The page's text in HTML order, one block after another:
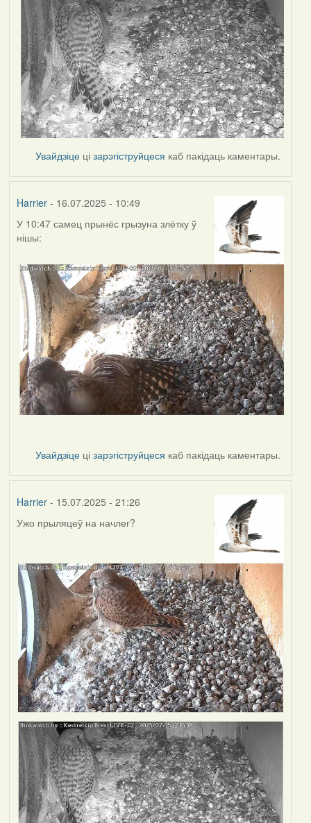
Увайдзіце цізарэгіструйцеся каб пакідаць каментары.
Harrier- 16.07.2025 - 10:49
У 10:47 самец прынёс грызуна злётку ў
нішы:
Увайдзіце цізарэгіструйцеся каб пакідаць каментары.
Harrier- 15.07.2025 - 21:26
Ужо прыляцеў на начлег?